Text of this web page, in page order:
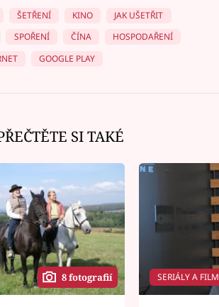
ŠETŘENÍ KINO
JAK UŠETŘIT
SPOŘENÍ ČÍNA
HOSPODAŘENÍ
GOOGLE PLAY
SI TAKÉ
8 fotografií SERIÁLY A